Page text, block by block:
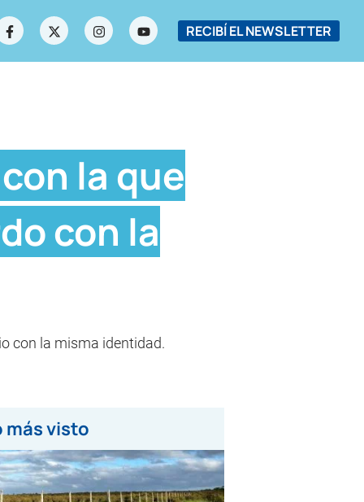
RECIBÍ EL NEWSLETTER
la que
con la
con la misma identidad.
más visto